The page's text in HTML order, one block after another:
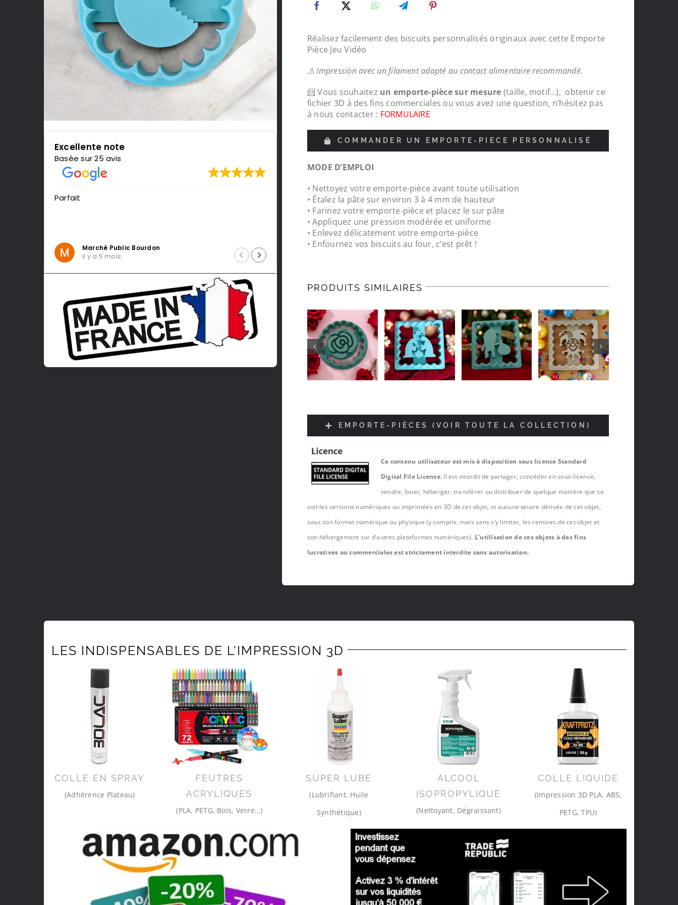
Excellente note
Basée sur 25 avis
Parfait
Marché Public Bourdon
il y a 5 mois
Très content de l'impression, je recommande
LeMondedu3D
Intragest Etude
Réalisez facilement des biscuits personnalisés originaux avec cette Emporte
Pièce Jeu Vidéo
⚠ Impression avec un filament adapté au contact alimentaire recommandé.
📨 Vous souhaitez un emporte-pièce sur mesure (taille, motif…), obtenir ce
fichier 3D à des fins commerciales ou vous avez une question, n’hésitez pas
à nous contacter : FORMULAIRE
COMMANDER UN EMPORTE-PIECE PERSONNALISÉ
MODE D’EMPLOI
• Nettoyez votre emporte-pièce avant toute utilisation
• Étalez la pâte sur environ 3 à 4 mm de hauteur
• Farinez votre emporte-pièce et placez le sur pâte
• Appliquez une pression modérée et uniforme
• Enlevez délicatement votre emporte-pièce
• Enfournez vos biscuits au four, c’est prêt !
PRODUITS SIMILAIRES
EMPORTE-PIÈCES (VOIR TOUTE LA COLLECTION)
Ce contenu utilisateur est mis à disposition sous licence Standard
Digital File License. Il est interdit de partager, concéder en sous-licence,
vendre, louer, héberger, transférer ou distribuer de quelque manière que ce
soit les versions numériques ou imprimées en 3D de cet objet, ni aucune œuvre dérivée de cet objet,
sous son format numérique ou physique (y compris, mais sans s’y limiter, les remixes de cet objet et
son hébergement sur d’autres plateformes numériques). L’utilisation de ces objets à des fins
lucratives ou commerciales est strictement interdite sans autorisation.
LES INDISPENSABLES DE L’IMPRESSION 3D
COLLE EN SPRAY
(Adhérence Plateau)
FEUTRES
ACRYLIQUES
(PLA, PETG, Bois, Verre…)
SUPER LUBE
(Lubrifiant, Huile
Synthétique)
ALCOOL
ISOPROPYLIQUE
(Nettoyant, Dégraissant)
COLLE LIQUIDE
(Impression 3D PLA, ABS,
PETG, TPU)